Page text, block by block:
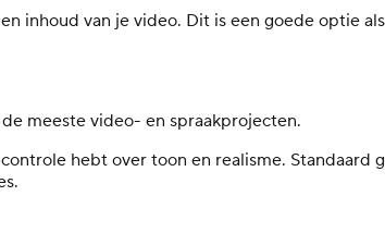
inhoud van je video. Dit is een goede optie
meeste video- en spraakprojecten.
hebt over toon en realisme.